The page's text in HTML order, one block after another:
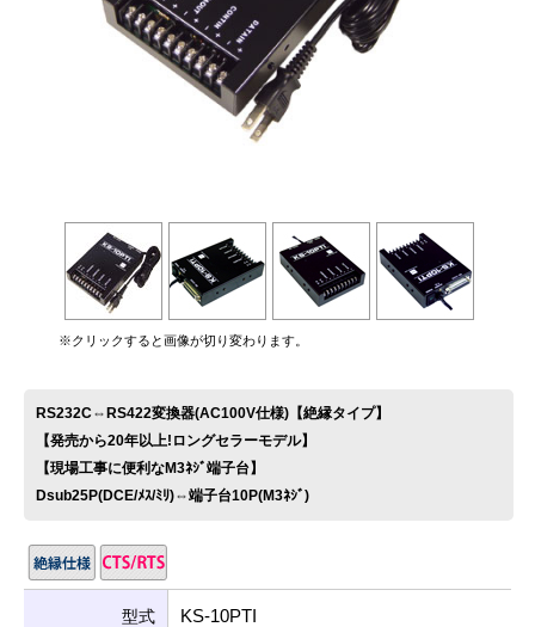
お問い合わせ
※クリックすると画像が切り変わります。
RS232C⇔RS422変換器(AC100V仕様)【絶縁タイプ】
【発売から20年以上!ロングセラーモデル】
【現場工事に便利なM3ﾈｼﾞ端子台】
Dsub25P(DCE/ﾒｽ/ﾐﾘ)⇔端子台10P(M3ﾈｼﾞ)
型式 KS-10PTI